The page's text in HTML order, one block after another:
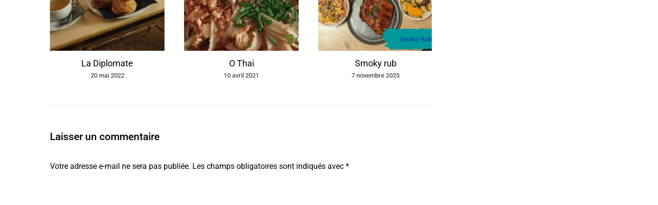
La Diplomate
20 mai 2022
O Thai
10 avril 2021
Smoky rub
7 novembre 2023
Laisser un commentaire
Votre adresse e-mail ne sera pas publiée. Les champs obligatoires sont indiqués avec *